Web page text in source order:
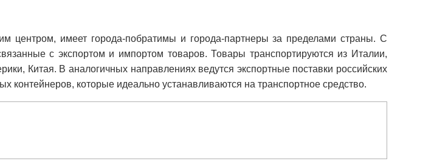
имеет города-побратимы и города-партнеры за пределами страны. С
с экспортом и импортом товаров. Товары транспортируются из Италии,
Китая. В аналогичных направлениях ведутся экспортные поставки российских
контейнеров, которые идеально устанавливаются на транспортное средство.